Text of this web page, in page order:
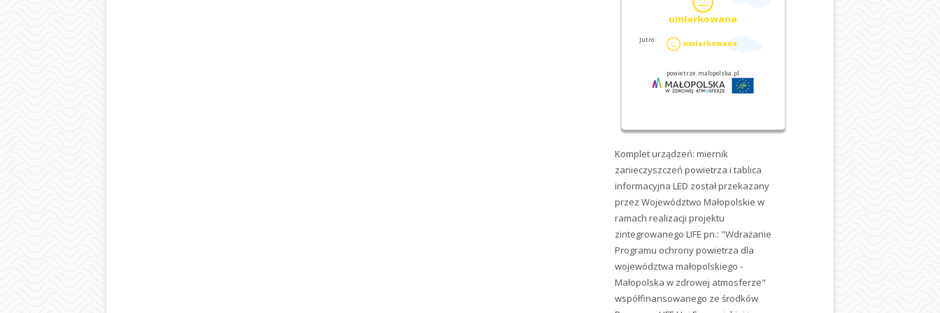
Komplet urządzeń: miernik
zanieczyszczeń powietrza i tablica
informacyjna LED został przekazany
przez Województwo Małopolskie w
ramach realizacji projektu
zintegrowanego LIFE pn.: "Wdrażanie
Programu ochrony powietrza dla
województwa małopolskiego -
Małopolska w zdrowej atmosferze"
współfinansowanego ze środków